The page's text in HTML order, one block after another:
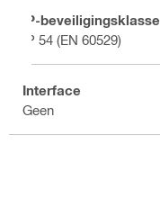
IP-beveiligingsklasse
IP 54 (EN 60529)
Interface
Geen